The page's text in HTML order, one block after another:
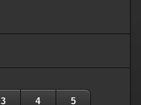
3 4 5